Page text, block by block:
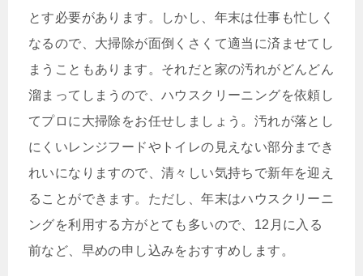
とす必要があります。しかし、年末は仕事も忙しく
なるので、大掃除が面倒くさくて適当に済ませてし
まうこともあります。それだと家の汚れがどんどん
溜まってしまうので、ハウスクリーニングを依頼し
てプロに大掃除をお任せしましょう。汚れが落とし
にくいレンジフードやトイレの見えない部分までき
れいになりますので、清々しい気持ちで新年を迎え
ることができます。ただし、年末はハウスクリーニ
ングを利用する方がとても多いので、12月に入る
前など、早めの申し込みをおすすめします。